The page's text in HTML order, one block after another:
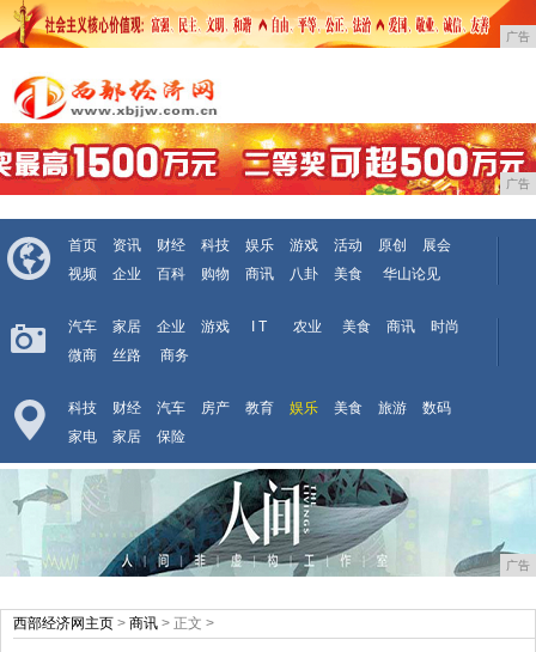
广告
广告
首页 资讯 财经 科技 娱乐 游戏 活动 原创
展会
视频
企业 百科 购物 商讯 八卦 美食 华山论见
汽车 家居 企业 游戏 I T 农业 美食 商讯
时尚
微商
丝路 商务
科技 财经 汽车 房产 教育 娱乐 美食 旅游
数码
家电
家居 保险
广告
西部经济网主页 > 商讯 > 正文 >